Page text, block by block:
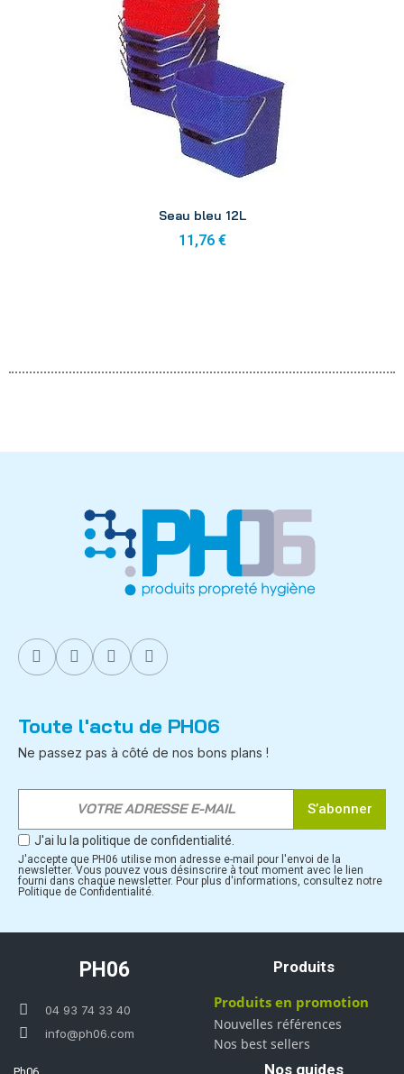
Seau bleu 12L
11,76 €
Toute l'actu de PH06
Ne passez pas à côté de nos bons plans !
S’abonner
J'ai lu la politique de confidentialité.
J'accepte que PH06 utilise mon adresse e-mail pour l'envoi de la
newsletter. Vous pouvez vous désinscrire à tout moment avec le lien
fourni dans chaque newsletter. Pour plus d'informations, consultez notre
Politique de Confidentialité.
PH06
04 93 74 33 40
info@ph06.com
Produits
Produits en promotion
Nouvelles références
Nos best sellers
Nos guides